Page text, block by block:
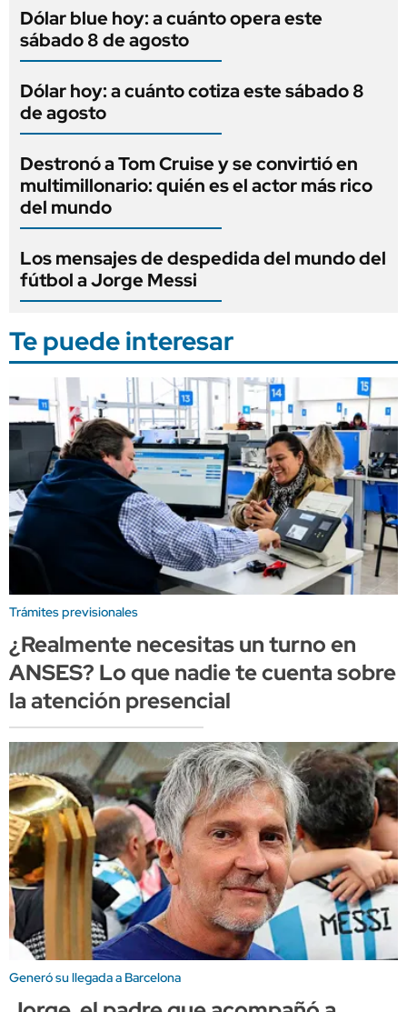
Dólar blue hoy: a cuánto opera este
sábado 8 de agosto
Dólar hoy: a cuánto cotiza este sábado 8
de agosto
Destronó a Tom Cruise y se convirtió en
multimillonario: quién es el actor más rico
del mundo
Los mensajes de despedida del mundo del
fútbol a Jorge Messi
Te puede interesar
Trámites previsionales
¿Realmente necesitas un turno en
ANSES? Lo que nadie te cuenta sobre
la atención presencial
Generó su llegada a Barcelona